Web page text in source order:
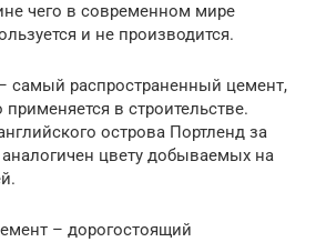
чего в современном мире
и не производится.
самый распространенный цемент,
в строительстве.
острова Портленд за
цвету добываемых на
– дорогостоящий